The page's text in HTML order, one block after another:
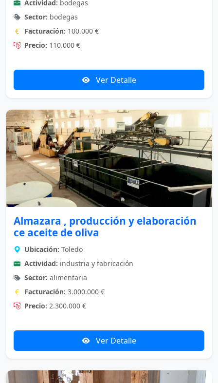
Actividad: bodegas
Sector: bodegas
Facturación: 100.000 €
Precio: 110.000 €
Ver Detalle
Almazara , producción y elaboración
ce aceite de oliva
Ubicación: Toledo
Actividad: industria y fabricación
Sector: alimentaria
Facturación: 3.000.000 €
Precio: 2.300.000 €
Ver Detalle